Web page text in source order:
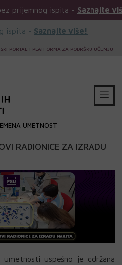
ispita -Saznajte više!
ispita - Saznajte više!
PORTAL | PLATFORMA ZA PODRŠKU UČENJU
UMETNOST
RADIONICE ZA IZRADU
umetnosti uspešno je održana